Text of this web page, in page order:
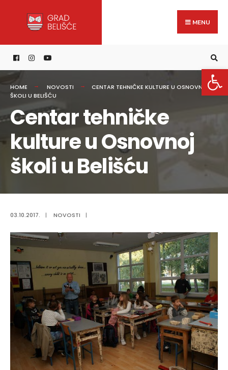
content
MENU
HOME NOVOSTI
CENTAR TEHNIČKE KULTURE U OSNOVNOJ
ŠKOLI U BELIŠĆU
Centar tehničke
kulture u Osnovnoj
školi u Belišću
03.10.2017. | NOVOSTI |
for: